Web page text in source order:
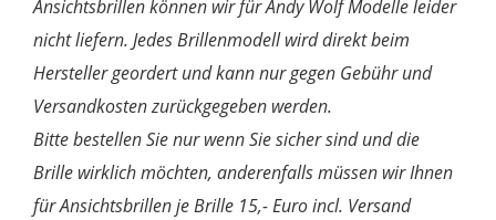
Ansichtsbrillen können wir für Andy Wolf Modelle leider
nicht liefern. Jedes Brillenmodell wird direkt beim
Hersteller geordert und kann nur gegen Gebühr und
Versandkosten zurückgegeben werden.
Bitte bestellen Sie nur wenn Sie sicher sind und die
Brille wirklich möchten, anderenfalls müssen wir Ihnen
für Ansichtsbrillen je Brille 15,- Euro incl. Versand